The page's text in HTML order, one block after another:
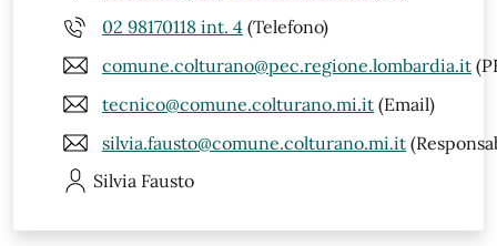
02 98170118 int. 4 (Telefono)
comune.colturano@pec.regione.lombardia.it
tecnico@comune.colturano.mi.it (Email)
silvia.fausto@comune.colturano.mi.it
Silvia Fausto